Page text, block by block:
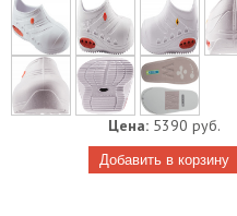
Цена:5390 руб.